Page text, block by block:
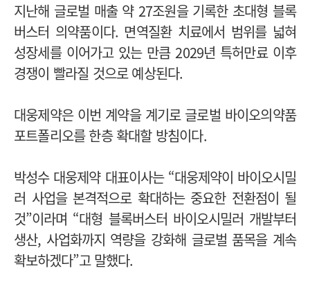
지난해 글로벌 매출 약 27조원을 기록한 초대형 블록
버스터 의약품이다. 면역질환 치료에서 범위를 넓혀
성장세를 이어가고 있는 만큼 2029년 특허만료 이후
경쟁이 빨라질 것으로 예상된다.
대웅제약은 이번 계약을 계기로 글로벌 바이오의약품
포트폴리오를 한층 확대할 방침이다.
박성수 대웅제약 대표이사는 “대웅제약이 바이오시밀
러 사업을 본격적으로 확대하는 중요한 전환점이 될
것”이라며 “대형 블록버스터 바이오시밀러 개발부터
생산, 사업화까지 역량을 강화해 글로벌 품목을 계속
확보하겠다”고 말했다.